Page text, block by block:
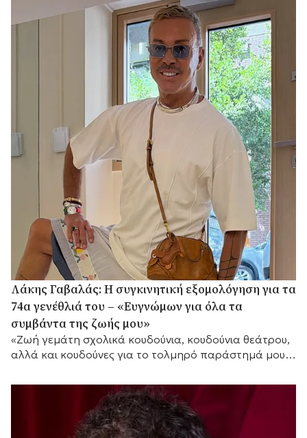
Λάκης Γαβαλάς: Η συγκινητική εξομολόγηση για τα
74α γενέθλιά του – «Ευγνώμων για όλα τα
συμβάντα της ζωής μου»
«Ζωή γεμάτη σχολικά κουδούνια, κουδούνια θεάτρου,
αλλά και κουδούνες για το τολμηρό παράστημά μου»,